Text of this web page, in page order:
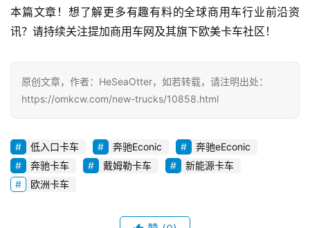
本篇文章！想了解更多有趣有料的全球商用车行业前沿资
讯？请持续关注提加商用车网及其旗下欧美卡车社区！
原创文章，作者：HeSeaOtter，如若转载，请注明出处：
https://omkcw.com/new-trucks/10858.html
低入口卡车 奔驰Econic
奔驰eEconic
奔驰卡车
戴姆勒卡车
新能源卡车
欧洲卡车